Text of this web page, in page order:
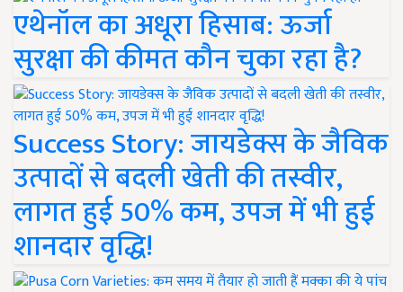
एथेनॉल का अधूरा हिसाब: ऊर्जा
सुरक्षा की कीमत कौन चुका रहा है?
Success Story: जायडेक्स के जैविक
उत्पादों से बदली खेती की तस्वीर,
लागत हुई 50% कम, उपज में भी हुई
शानदार वृद्धि!